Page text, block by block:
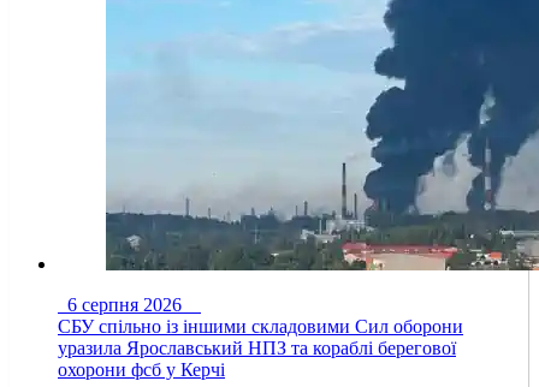
6 серпня 2026
СБУ спільно із іншими складовими Сил оборони
уразила Ярославський НПЗ та кораблі берегової
охорони фсб у Керчі